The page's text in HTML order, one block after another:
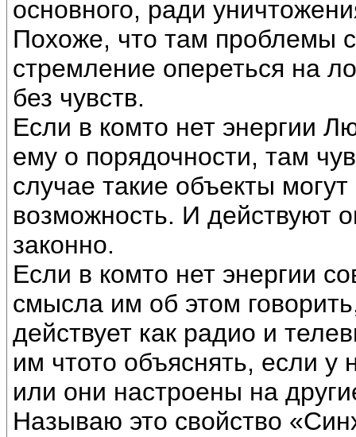
основного, ради
Похоже, что там проблемы
стремление опереться на
без чувств.
Если в комто нет энергии
ему о порядочности, там
случае такие объекты
возможность. И действуют
законно.
Если в комто нет энергии
смысла им об этом
действует как радио и
им чтото объяснять, если
или они настроены на
Называю это свойство